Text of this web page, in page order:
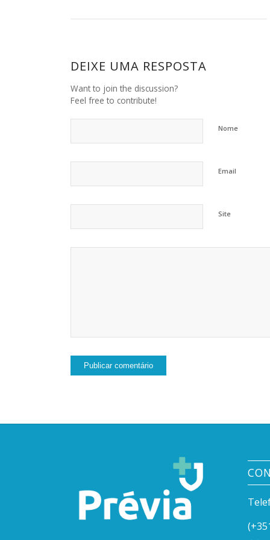
DEIXE UMA RESPOSTA
Want to join the discussion?
Feel free to contribute!
Nome
Email
Site